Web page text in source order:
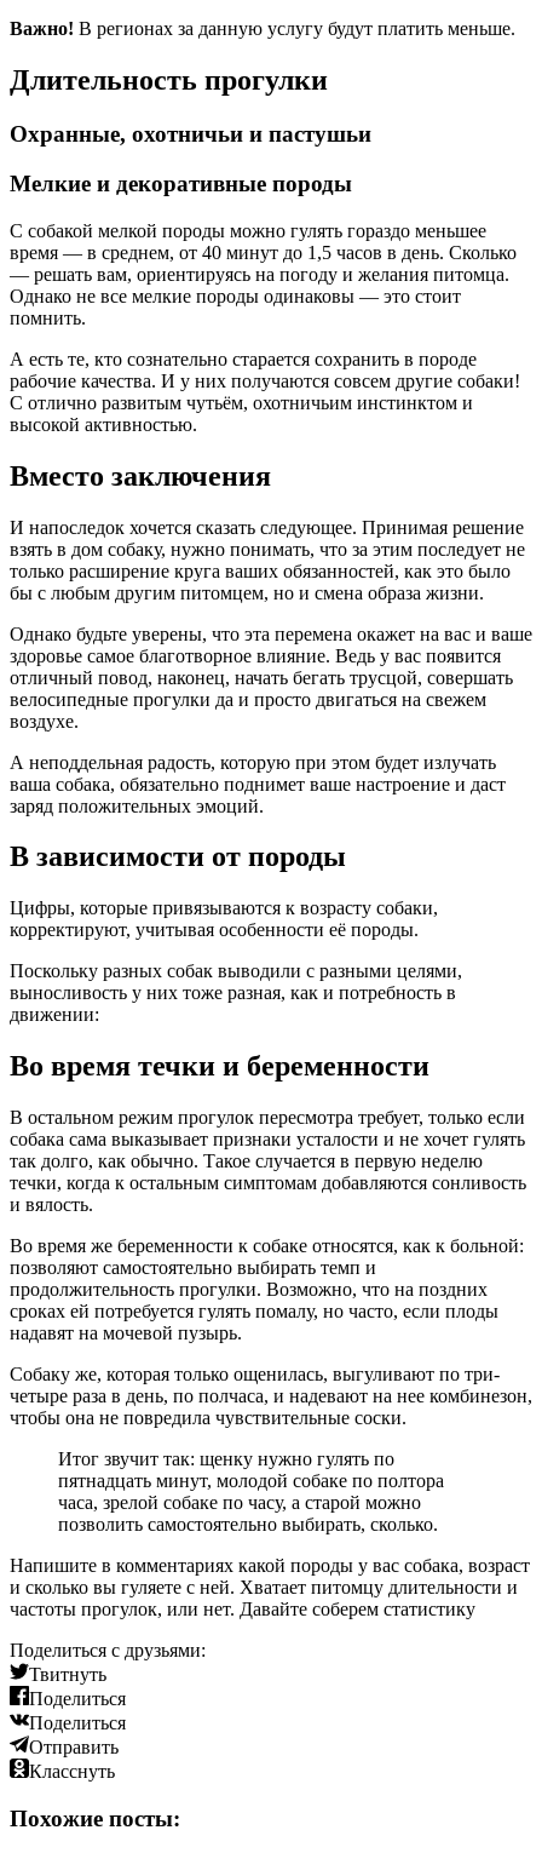
Важно! В регионах за данную услугу будут платить меньше.
Длительность прогулки
Охранные, охотничьи и пастушьи
Мелкие и декоративные породы
С собакой мелкой породы можно гулять гораздо меньшее
время — в среднем, от 40 минут до 1,5 часов в день. Сколько
— решать вам, ориентируясь на погоду и желания питомца.
Однако не все мелкие породы одинаковы — это стоит
помнить.
А есть те, кто сознательно старается сохранить в породе
рабочие качества. И у них получаются совсем другие собаки!
С отлично развитым чутьём, охотничьим инстинктом и
высокой активностью.
Вместо заключения
И напоследок хочется сказать следующее. Принимая решение
взять в дом собаку, нужно понимать, что за этим последует не
только расширение круга ваших обязанностей, как это было
бы с любым другим питомцем, но и смена образа жизни.
Однако будьте уверены, что эта перемена окажет на вас и ваше
здоровье самое благотворное влияние. Ведь у вас появится
отличный повод, наконец, начать бегать трусцой, совершать
велосипедные прогулки да и просто двигаться на свежем
воздухе.
А неподдельная радость, которую при этом будет излучать
ваша собака, обязательно поднимет ваше настроение и даст
заряд положительных эмоций.
В зависимости от породы
Цифры, которые привязываются к возрасту собаки,
корректируют, учитывая особенности её породы.
Поскольку разных собак выводили с разными целями,
выносливость у них тоже разная, как и потребность в
движении:
Во время течки и беременности
В остальном режим прогулок пересмотра требует, только если
собака сама выказывает признаки усталости и не хочет гулять
так долго, как обычно. Такое случается в первую неделю
течки, когда к остальным симптомам добавляются сонливость
и вялость.
Во время же беременности к собаке относятся, как к больной:
позволяют самостоятельно выбирать темп и
продолжительность прогулки. Возможно, что на поздних
сроках ей потребуется гулять помалу, но часто, если плоды
надавят на мочевой пузырь.
Собаку же, которая только ощенилась, выгуливают по три-
четыре раза в день, по полчаса, и надевают на нее комбинезон,
чтобы она не повредила чувствительные соски.
Итог звучит так: щенку нужно гулять по
пятнадцать минут, молодой собаке по полтора
часа, зрелой собаке по часу, а старой можно
позволить самостоятельно выбирать, сколько.
Напишите в комментариях какой породы у вас собака, возраст
и сколько вы гуляете с ней. Хватает питомцу длительности и
частоты прогулок, или нет. Давайте соберем статистику
Поделиться с друзьями:
Твитнуть
Поделиться
Поделиться
Отправить
Класснуть
Похожие посты: